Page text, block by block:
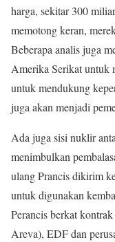
harga, sekitar 300
memotong keran,
Beberapa analis juga
Amerika Serikat untuk
untuk mendukung
juga akan menjadi
Ada juga sisi nuklir
menimbulkan
ulang Prancis dikirim
untuk digunakan
Perancis berkat
Areva), EDF dan